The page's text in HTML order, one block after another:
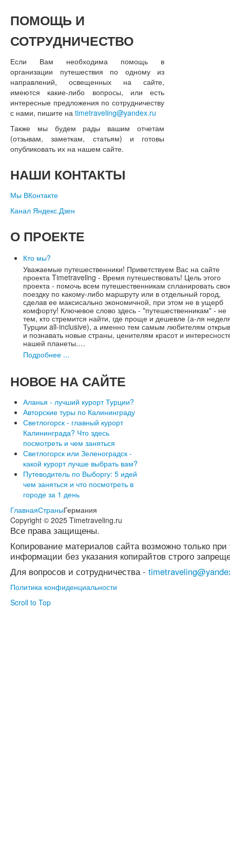
ПОМОЩЬ И
СОТРУДНИЧЕСТВО
Если Вам необходима помощь в
организации путешествия по одному из
направлений, освещенных на сайте,
имеются какие-либо вопросы, или есть
интересные предложения по сотрудничеству
с нами, пишите на timetraveling@yandex.ru
Также мы будем рады вашим отчетам
(отзывам, заметкам, статьям) и готовы
опубликовать их на нашем сайте.
НАШИ КОНТАКТЫ
Мы ВКонтакте
Канал Яндекс.Дзен
О ПРОЕКТЕ
Кто мы?
Уважаемые путешественники! Приветствуем Вас на сайте
проекта Timetraveling - Время путешествовать! Цель этого
проекта - помочь всем путешественникам спланировать
поездку по какому-либо маршруту или в отдельный город,
сделав ее максисально экономичной, при этом не в ущерб
комфорту! Ключевое слово здесь - "путешественникам" - не
тем, кто стремится найти, где проще и дешевле (а-ля
Турции all-inclusive), а именно тем самым любителям
и познавать новые страны, ценителям красот и
нашей планеты.…
Подробнее ...
НОВОЕ НА САЙТЕ
Аланья - лучший курорт Турции?
Авторские туры по Калининграду
Светлогорск - главный курорт
Калининграда? Что здесь
посмотреть и чем заняться
Светлогорск или Зеленоградск -
какой курорт лучше выбрать вам?
Путеводитель по Выборгу: 5 идей
чем заняться и что посмотреть в
городе за 1 день
ГлавнаяСтраныГермания
Copyright © 2025 Timetraveling.ru
Все права защищены.
Копирование материалов сайта возможно только
информации без указания копирайтов строго
Для вопросов и сотрудничества -
Политика конфиденциальности
Scroll to Top